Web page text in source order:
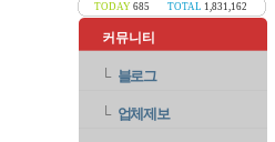
TODAY 685 TOTAL 1,831,162
커뮤니티
└ 블로그
└ 업체제보